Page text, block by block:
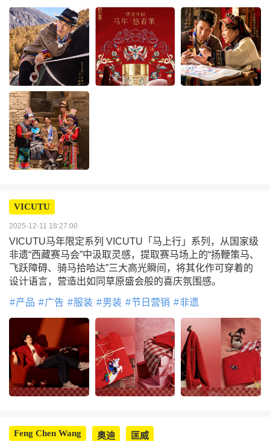
VICUTU
2025-12-11 18:27:00
VICUTU马年限定系列 VICUTU「马上行」系列，从国家级
非遗“西藏赛马会”中汲取灵感，提取赛马场上的“扬鞭策马、
飞跃障碍、骑马拾哈达”三大高光瞬间，将其化作可穿着的
设计语言，营造出如同草原盛会般的喜庆氛围感。
产品 广告 服装 男装 节日营销 非遗
Feng Chen Wang 奥迪 匡威